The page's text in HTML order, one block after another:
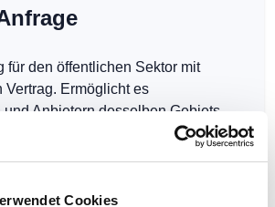
Cookies
für den öffentlichen Sektor mit
Vertrag. Ermöglicht es
Anbietern desselben Gebiets,
zu betreiben.